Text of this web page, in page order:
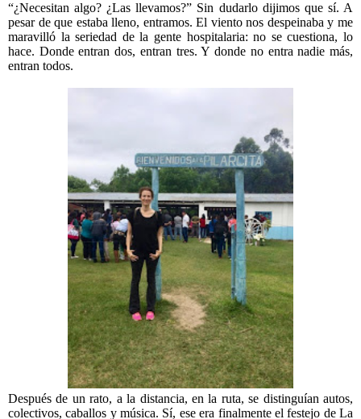
“¿Necesitan algo? ¿Las llevamos?” Sin dudarlo dijimos que sí. A
pesar de que estaba lleno, entramos. El viento nos despeinaba y me
maravilló la seriedad de la gente hospitalaria: no se cuestiona, lo
hace. Donde entran dos, entran tres. Y donde no entra nadie más,
entran todos.
Después de un rato, a la distancia, en la ruta, se distinguían autos,
colectivos, caballos y música. Sí, ese era finalmente el festejo de La